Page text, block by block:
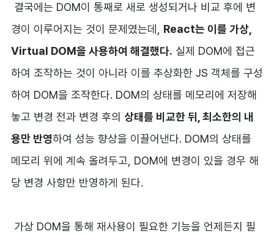
결국에는 DOM이 통째로 새로 생성되거나 비교 후에 변
경이 이루어지는 것이 문제였는데, React는 이를 가상,
Virtual DOM을 사용하여 해결했다. 실제 DOM에 접근
하여 조작하는 것이 아니라 이를 추상화한 JS 객체를 구성
하여 DOM을 조작한다. DOM의 상태를 메모리에 저장해
놓고 변경 전과 변경 후의 상태를 비교한 뒤, 최소한의 내
용만 반영하여 성능 향상을 이끌어낸다. DOM의 상태를
메모리 위에 계속 올려두고, DOM에 변경이 있을 경우 해
당 변경 사항만 반영하게 된다.
가상 DOM을 통해 재사용이 필요한 기능을 언제든지 필